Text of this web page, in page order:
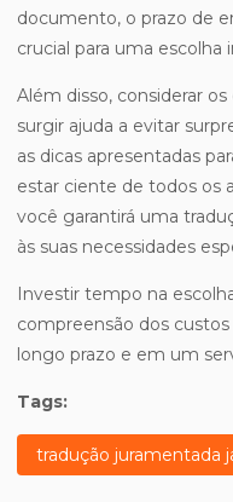
documento, o prazo de
crucial para uma escolha
Além disso, considerar
surgir ajuda a evitar
as dicas apresentadas
estar ciente de todos os
você garantirá uma
às suas necessidades
Investir tempo na
compreensão dos
longo prazo e em um
Tags:
tradução juramentada